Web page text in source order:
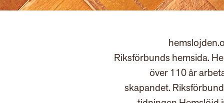
Riksförbunds hemsida.
över 110 år
skapandet.